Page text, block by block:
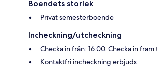
Boendets storlek
Privat semesterboende
Incheckning/utcheckning
Checka in från: 16.00. Checka in
Kontaktfri incheckning erbjuds